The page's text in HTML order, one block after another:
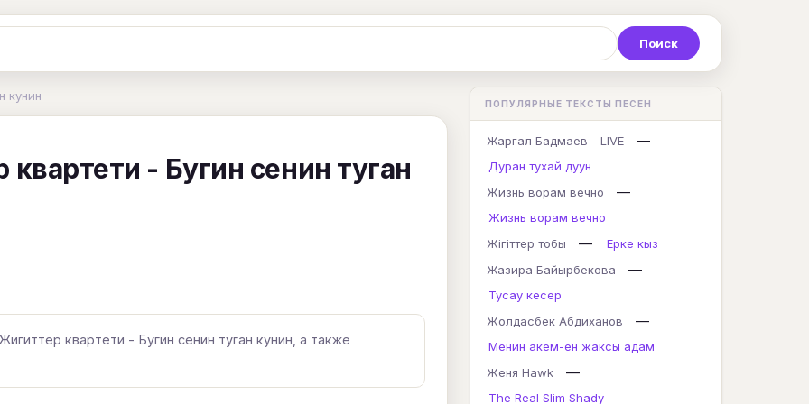
С Т У Ф Х Ц
L M N O P Q
Y Z #
кунин
- Бугин сенин туган
квартети - Бугин сенин туган кунин, а также
ПОПУЛЯРНЫЕ ТЕКСТЫ ПЕСЕН
Жаргал Бадмаев - LIVE —
Дуран тухай дуун
Жизнь ворам вечно
—
Жизнь ворам вечно
Жігіттер тобы
—
Ерке кыз
Жазира Байырбекова
—
Тусау кесер
Жолдасбек Абдиханов
—
Менин акем-ен жаксы адам
Женя Hawk
—
The Real Slim Shady